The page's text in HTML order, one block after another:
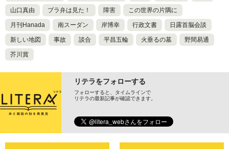
山口真由 ブラ弁は見た！ 障害 この世界の片隅に
月刊Hanada 南スーダン 岸博幸 行政文書 日露首脳会談
新しい地図 事故 談合 平昌五輪 火垂るの墓 野間易通
芥川賞
リテラをフォローする
フォローすると、タイムラインで
リテラの最新記事が確認できます。